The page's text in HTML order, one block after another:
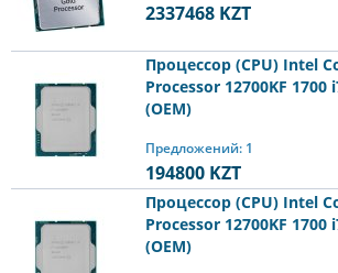
2337468 KZT
Процессор (CPU) Intel
Processor 12700KF 1700
(OEM)
Предложений: 1
194800 KZT
Процессор (CPU) Intel
Processor 12700KF 1700
(OEM)